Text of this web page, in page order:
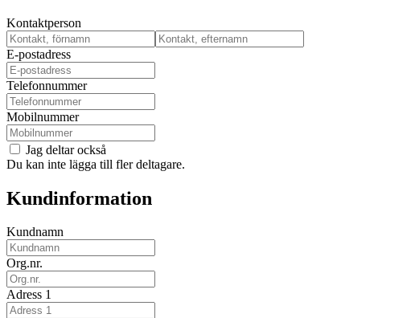
Kontaktperson
E-postadress
Telefonnummer
Mobilnummer
Jag deltar också
Du kan inte lägga till fler deltagare.
Kundinformation
Kundnamn
Org.nr.
Adress 1